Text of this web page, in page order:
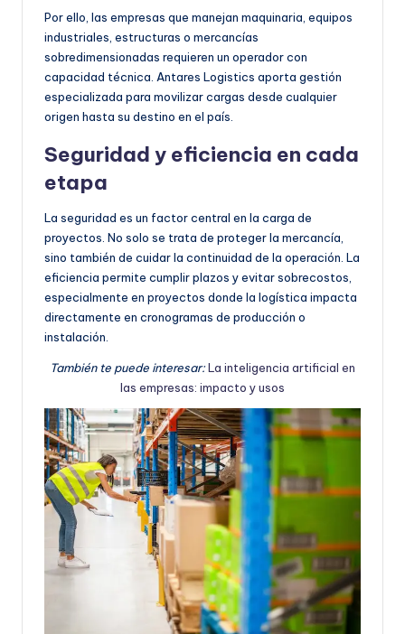
Por ello, las empresas que manejan maquinaria, equipos
industriales, estructuras o mercancías
sobredimensionadas requieren un operador con
capacidad técnica. Antares Logistics aporta gestión
especializada para movilizar cargas desde cualquier
origen hasta su destino en el país.
Seguridad y eficiencia en cada
etapa
La seguridad es un factor central en la carga de
proyectos. No solo se trata de proteger la mercancía,
sino también de cuidar la continuidad de la operación. La
eficiencia permite cumplir plazos y evitar sobrecostos,
especialmente en proyectos donde la logística impacta
directamente en cronogramas de producción o
instalación.
También te puede interesar:La inteligencia artificial en
las empresas: impacto y usos